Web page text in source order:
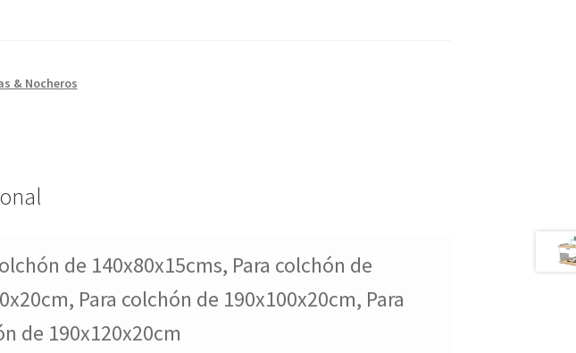
& Nocheros
de 140x80x15cms, Para colchón de
Para colchón de 190x100x20cm, Para
de 190x120x20cm